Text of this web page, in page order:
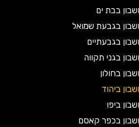
בבת ים
בגבעת שמואל
בגבעתיים
תקווה
בכפר קאסם